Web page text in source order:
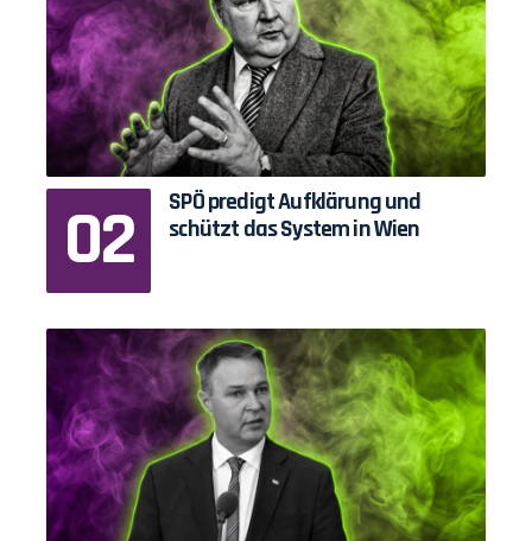
SPÖ predigt Aufklärung und
schützt das System in Wien